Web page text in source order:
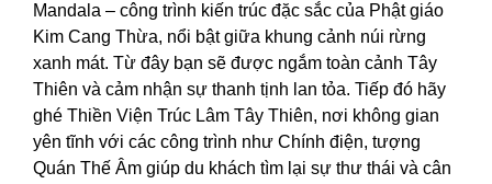
Mandala – công trình kiến trúc đặc sắc của Phật giáo
Kim Cang Thừa, nổi bật giữa khung cảnh núi rừng
xanh mát. Từ đây bạn sẽ được ngắm toàn cảnh Tây
Thiên và cảm nhận sự thanh tịnh lan tỏa. Tiếp đó hãy
ghé Thiền Viện Trúc Lâm Tây Thiên, nơi không gian
yên tĩnh với các công trình như Chính điện, tượng
Quán Thế Âm giúp du khách tìm lại sự thư thái và cân